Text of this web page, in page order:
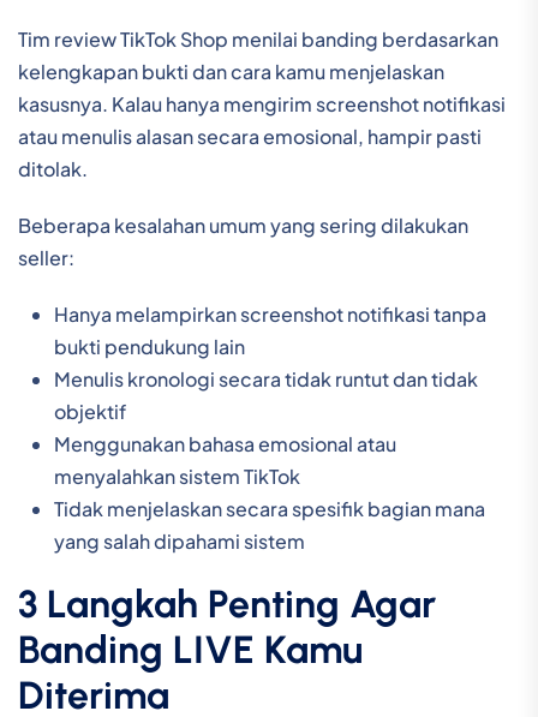
Tim review TikTok Shop menilai banding berdasarkan
kelengkapan bukti dan cara kamu menjelaskan
kasusnya. Kalau hanya mengirim screenshot notifikasi
atau menulis alasan secara emosional, hampir pasti
ditolak.
Beberapa kesalahan umum yang sering dilakukan
seller:
Hanya melampirkan screenshot notifikasi tanpa
bukti pendukung lain
Menulis kronologi secara tidak runtut dan tidak
objektif
Menggunakan bahasa emosional atau
menyalahkan sistem TikTok
Tidak menjelaskan secara spesifik bagian mana
yang salah dipahami sistem
3 Langkah Penting Agar
Banding LIVE Kamu
Diterima